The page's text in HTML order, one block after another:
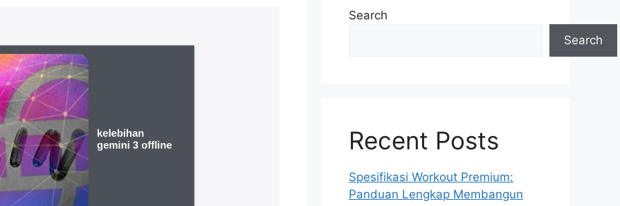
Search
Search
Recent Posts
Spesifikasi Workout Premium:
Panduan Lengkap Membangun